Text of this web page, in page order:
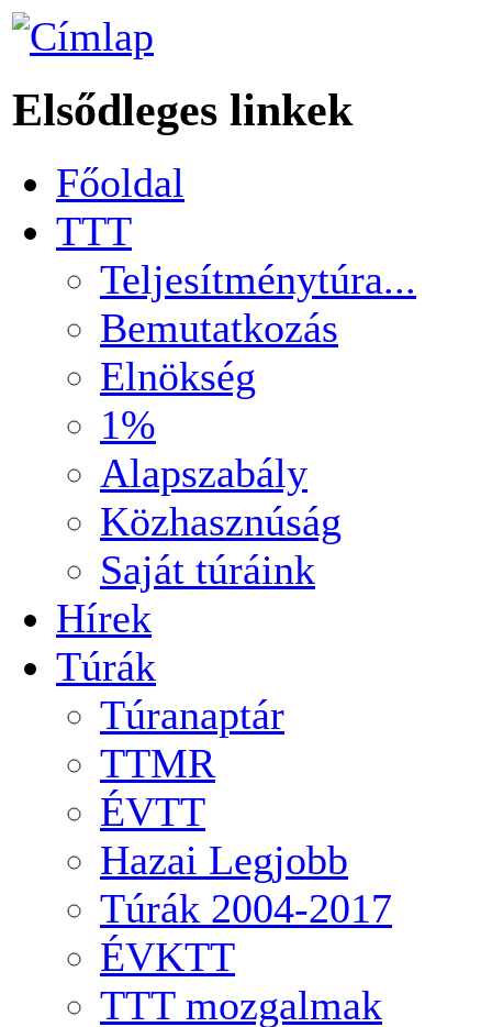
Elsődleges linkek
Főoldal
TTT
Teljesítménytúra...
Bemutatkozás
Elnökség
1%
Alapszabály
Közhasznúság
Saját túráink
Hírek
Túrák
Túranaptár
TTMR
ÉVTT
Hazai Legjobb
Túrák 2004-2017
ÉVKTT
TTT mozgalmak